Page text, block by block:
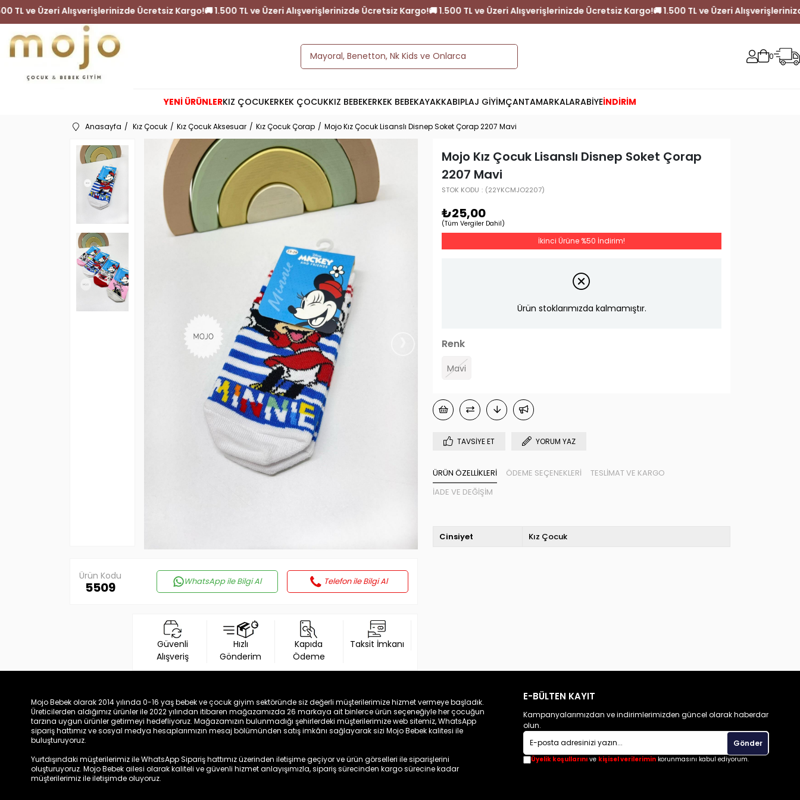
🚚 1.500 TL ve Üzeri Alışverişlerinizde Ücretsiz Kargo!🚚 1.500 TL ve Üzeri Alışverişlerinizde Ücretsiz Kargo!🚚 1.500 TL ve Üzeri Alışverişlerinizde Ücretsiz Kargo!🚚 1.500 TL ve Üzeri
0
YENİ ÜRÜNLERKIZ ÇOCUKERKEK ÇOCUKKIZ BEBEKERKEK BEBEKAYAKKABIPLAJ GİYİMÇANTAMARKALARABİYEİNDİRİM
Anasayfa Kız Çocuk Kız Çocuk Aksesuar Kız Çocuk Çorap Mojo Kız Çocuk Lisanslı Disnep Soket Çorap 2207 Mavi
Ürün Kodu
5509 WhatsApp ile Bilgi Al Telefon ile Bilgi Al
Güvenli
Alışveriş
Hızlı
Gönderim
Kapıda
Ödeme
Taksit İmkanı
Mojo Kız Çocuk Lisanslı Disnep Soket Çorap
2207 Mavi
(22YKCMJO2207)
STOK KODU
₺25,00
(Tüm Vergiler Dahil)
İkinci Ürüne %50 İndirim!
Ürün stoklarımızda kalmamıştır.
Renk
Mavi
TAVSIYE ET YORUM YAZ
ÜRÜN ÖZELLIKLERI ÖDEME SEÇENEKLERI
TESLIMAT VE KARGO
İADE VE DEĞIŞIM
Cinsiyet Kız Çocuk
Mojo Bebek olarak 2014 yılında 0-16 yaş bebek ve çocuk giyim sektöründe siz değerli müşterilerimize hizmet vermeye başladık.
Üreticilerden aldığımız ürünler ile 2022 yılından itibaren mağazamızda 26 markaya ait binlerce ürün seçeneğiyle her çocuğun
tarzına uygun ürünler getirmeyi hedefliyoruz. Mağazamızın bulunmadığı şehirlerdeki müşterilerimize web sitemiz, WhatsApp
sipariş hattımız ve sosyal medya hesaplarımızın mesaj bölümünden satış imkânı sağlayarak sizi Mojo Bebek kalitesi ile
buluşturuyoruz.
Yurtdışındaki müşterilerimiz ile WhatsApp Sipariş hattımız üzerinden iletişime geçiyor ve ürün görselleri ile siparişlerini
oluşturuyoruz. Mojo Bebek ailesi olarak kaliteli ve güvenli hizmet anlayışımızla, sipariş sürecinden kargo sürecine kadar
müşterilerimiz ile iletişimde oluyoruz.
E-BÜLTEN KAYIT
Kampanyalarımızdan ve indirimlerimizden güncel olarak haberdar
olun.
Gönder
Üyelik koşullarınıve kişisel verileriminkorunmasını kabul ediyorum.